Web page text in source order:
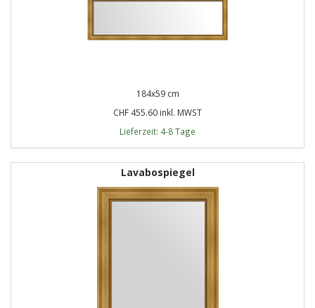
184x59 cm
CHF 455.60 inkl. MWST
Lieferzeit: 4-8 Tage
Lavabospiegel